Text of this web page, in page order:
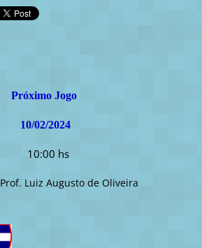
Próximo Jogo
10/02/2024
10:00 hs
Prof. Luiz Augusto de Oliveira